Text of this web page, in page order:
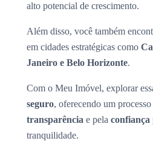
alto potencial de crescimento.
Além disso, você também
em cidades estratégicas como
Janeiro e Belo Horizonte.
Com o Meu Imóvel, explorar
seguro, oferecendo um
transparência e pela confiança
tranquilidade.